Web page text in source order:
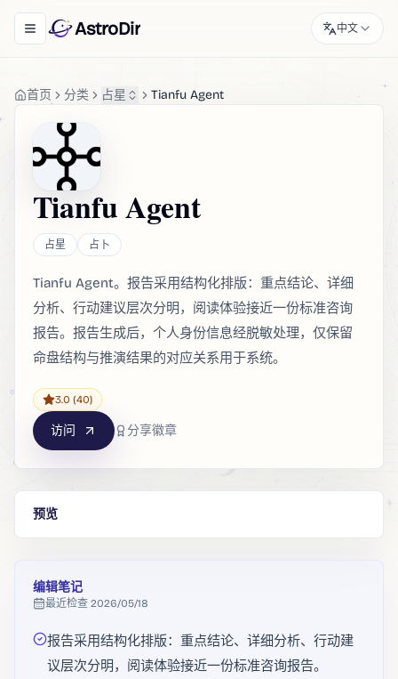
Toggle navigation menu
AstroDir 中文
首页 分类 占星 Tianfu Agent
Tianfu Agent
占星 占卜
Tianfu Agent。报告采用结构化排版：重点结论、详细
分析、行动建议层次分明，阅读体验接近一份标准咨询
报告。报告生成后，个人身份信息经脱敏处理，仅保留
命盘结构与推演结果的对应关系用于系统。
3.0 (40)
访问 分享徽章
预览
编辑笔记
最近检查 2026/05/18
报告采用结构化排版：重点结论、详细分析、行动建
议层次分明，阅读体验接近一份标准咨询报告。